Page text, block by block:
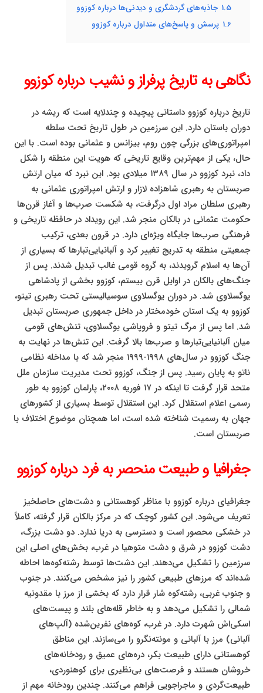
1.5 جاذبه‌های گردشگری و دیدنی‌ها درباره کوزوو
1.6 پرسش و پاسخ‌های متداول درباره کوزوو
نگاهی به تاریخ پرفراز و نشیب درباره کوزوو
تاریخ درباره کوزوو داستانی پیچیده و چندلایه است که ریشه در
دوران باستان دارد. این سرزمین در طول تاریخ تحت سلطه
امپراتوری‌های بزرگی چون روم، بیزانس و عثمانی بوده است. با این
حال، یکی از مهم‌ترین وقایع تاریخی که هویت این منطقه را شکل
داد، نبرد کوزوو در سال ۱۳۸۹ میلادی بود. این نبرد که میان ارتش
صربستان به رهبری شاهزاده لازار و ارتش امپراتوری عثمانی به
رهبری سلطان مراد اول درگرفت، به شکست صرب‌ها و آغاز قرن‌ها
حکومت عثمانی در بالکان منجر شد. این رویداد در حافظه تاریخی و
فرهنگی صرب‌ها جایگاه ویژه‌ای دارد. در قرون بعدی، ترکیب
جمعیتی منطقه به تدریج تغییر کرد و آلبانیایی‌تبارها که بسیاری از
آن‌ها به اسلام گرویدند، به گروه قومی غالب تبدیل شدند. پس از
جنگ‌های بالکان در اوایل قرن بیستم، کوزوو بخشی از پادشاهی
یوگسلاوی شد. در دوران یوگسلاوی سوسیالیستی تحت رهبری تیتو،
کوزوو به یک استان خودمختار در داخل جمهوری صربستان تبدیل
شد. اما پس از مرگ تیتو و فروپاشی یوگسلاوی، تنش‌های قومی
میان آلبانیایی‌تبارها و صرب‌ها بالا گرفت. این تنش‌ها در نهایت به
جنگ کوزوو در سال‌های ۱۹۹۸-۱۹۹۹ منجر شد که با مداخله نظامی
ناتو به پایان رسید. پس از جنگ، کوزوو تحت مدیریت سازمان ملل
متحد قرار گرفت تا اینکه در ۱۷ فوریه ۲۰۰۸، پارلمان کوزوو به طور
رسمی اعلام استقلال کرد. این استقلال توسط بسیاری از کشورهای
جهان به رسمیت شناخته شده است، اما همچنان موضوع اختلاف با
صربستان است.
جغرافیا و طبیعت منحصر به فرد درباره کوزوو
جغرافیای درباره کوزوو با مناظر کوهستانی و دشت‌های حاصلخیز
تعریف می‌شود. این کشور کوچک که در مرکز بالکان قرار گرفته، کاملاً
در خشکی محصور است و دسترسی به دریا ندارد. دو دشت بزرگ،
دشت کوزوو در شرق و دشت متوهیا در غرب، بخش‌های اصلی این
سرزمین را تشکیل می‌دهند. این دشت‌ها توسط رشته‌کوه‌ها احاطه
شده‌اند که مرزهای طبیعی کشور را نیز مشخص می‌کنند. در جنوب
و جنوب غربی، رشته‌کوه شار قرار دارد که بخشی از مرز با مقدونیه
شمالی را تشکیل می‌دهد و به خاطر قله‌های بلند و پیست‌های
اسکی‌اش شهرت دارد. در غرب، کوه‌های نفرین‌شده (آلپ‌های
آلبانی) مرز با آلبانی و مونته‌نگرو را می‌سازند. این مناطق
کوهستانی دارای طبیعت بکر، دره‌های عمیق و رودخانه‌های
خروشان هستند و فرصت‌های بی‌نظیری برای کوهنوردی،
طبیعت‌گردی و ماجراجویی فراهم می‌کنند. چندین رودخانه مهم از